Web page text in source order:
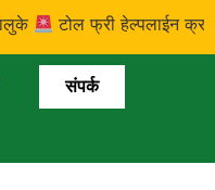
टोल फ्री हेल्पलाईन क्रमांक:
संपर्क